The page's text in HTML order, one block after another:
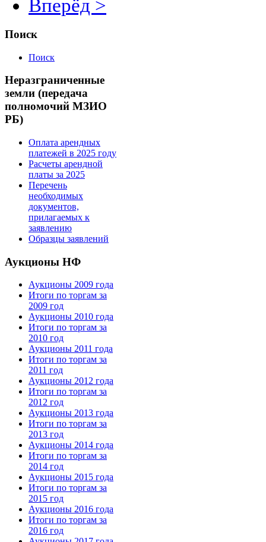
Вперёд >
Поиск
Поиск
Неразграниченные
земли (передача
полномочий МЗИО
РБ)
Оплата арендных
платежей в 2025 году
Расчеты арендной
платы за 2025
Перечень
необходимых
документов,
прилагаемых к
заявлению
Образцы заявлений
Аукционы НФ
Аукционы 2009 года
Итоги по торгам за
2009 год
Аукционы 2010 года
Итоги по торгам за
2010 год
Аукционы 2011 года
Итоги по торгам за
2011 год
Аукционы 2012 года
Итоги по торгам за
2012 год
Аукционы 2013 года
Итоги по торгам за
2013 год
Аукционы 2014 года
Итоги по торгам за
2014 год
Аукционы 2015 года
Итоги по торгам за
2015 год
Аукционы 2016 года
Итоги по торгам за
2016 год